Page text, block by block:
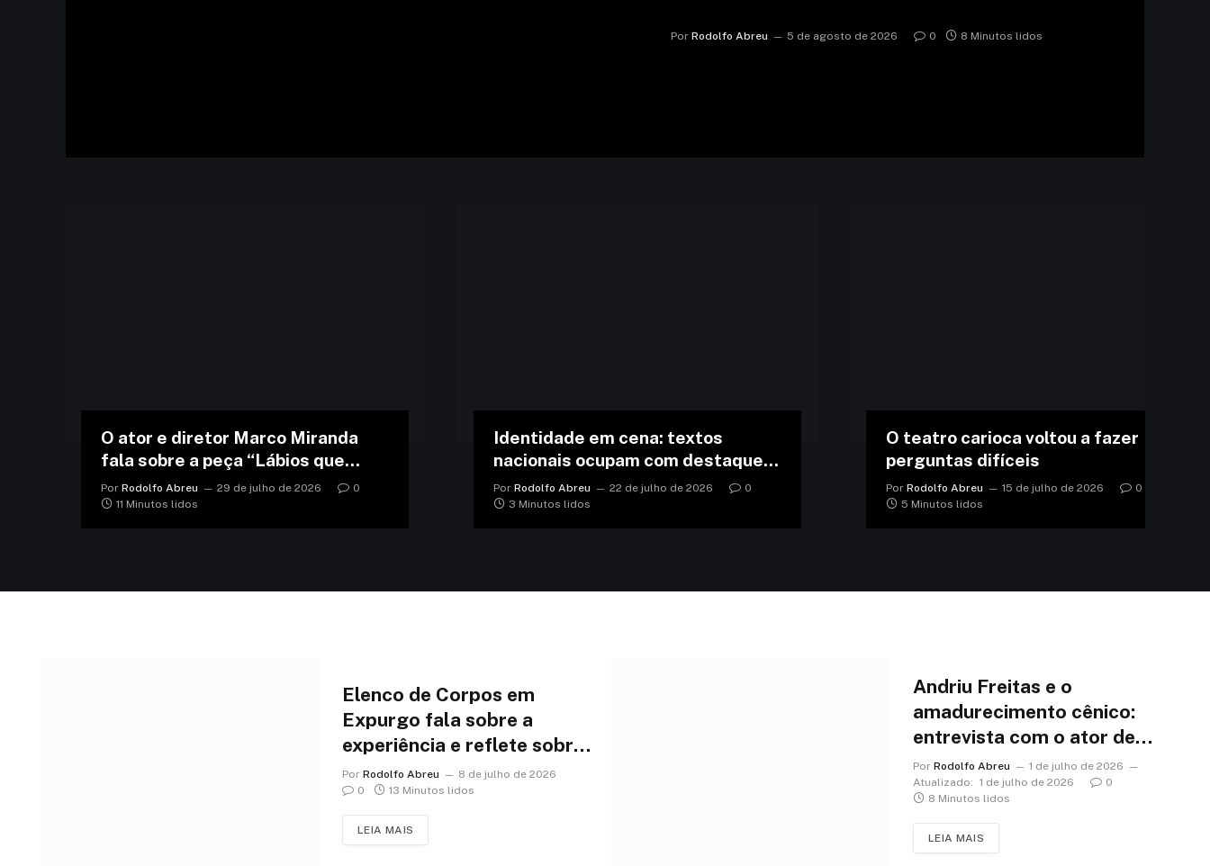
Por Rodolfo Abreu 5 de agosto de 2026 0 8 Minutos lidos
O ator e diretor Marco Miranda
fala sobre a peça “Lábios que
beijei”
Por Rodolfo Abreu 29 de julho de 2026
0
11 Minutos lidos
Identidade em cena: textos
nacionais ocupam com destaque o
palco dos teatros brasileiros
Por Rodolfo Abreu 22 de julho de 2026
0
3 Minutos lidos
O teatro carioca voltou a fazer
perguntas difíceis
Por Rodolfo Abreu 15 de julho de 2026
0
5 Minutos lidos
Elenco de Corpos em
Expurgo fala sobre a
experiência e reflete sobre
o tempo do cotidiano na
vida das pessoas
Por Rodolfo Abreu
8 de julho de 2026
0
13 Minutos lidos
LEIA MAIS
Andriu Freitas e o
amadurecimento cênico:
entrevista com o ator de
“Absolvição”
Por Rodolfo Abreu
1 de julho de 2026
Atualizado: 1 de julho de 2026
0
8 Minutos lidos
LEIA MAIS